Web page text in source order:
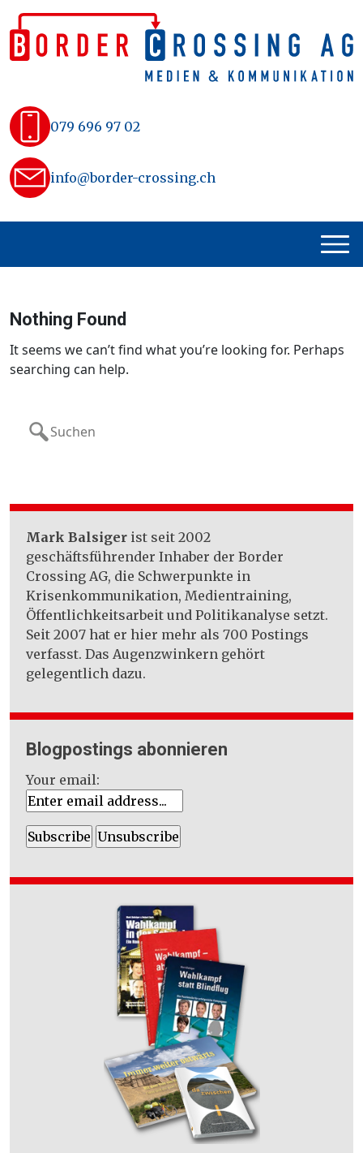
Skip
to
content
079 696 97 02
info@border-crossing.ch
Nothing Found
It seems we can’t find what you’re looking for. Perhaps
searching can help.
for:
Mark Balsiger ist seit 2002
geschäftsführender Inhaber der Border
Crossing AG, die Schwerpunkte in
Krisenkommunikation, Medientraining,
Öffentlichkeitsarbeit und Politikanalyse setzt.
Seit 2007 hat er hier mehr als 700 Postings
verfasst. Das Augenzwinkern gehört
gelegentlich dazu.
Blogpostings abonnieren
Your email: